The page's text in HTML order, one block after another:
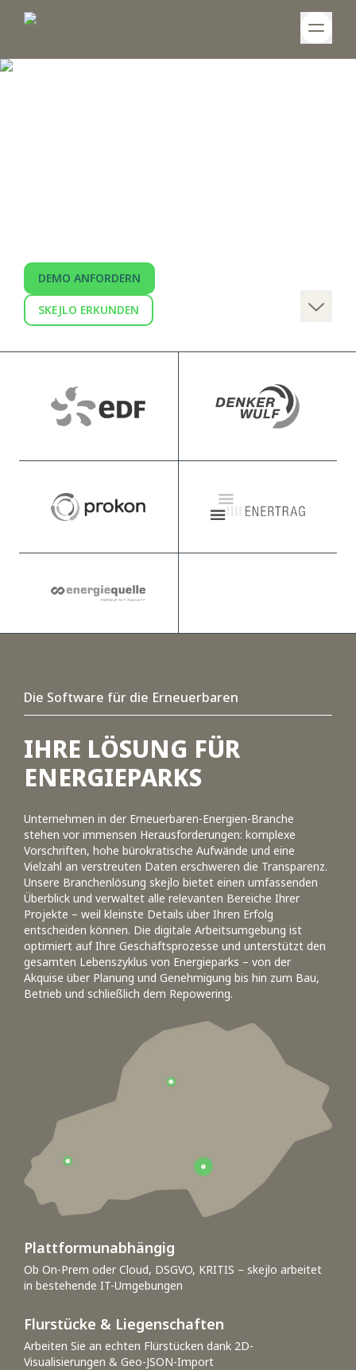
DEMO ANFORDERN
SKEJLO ERKUNDEN
Die Software für die Erneuerbaren
IHRE LÖSUNG FÜR
ENERGIEPARKS
Unternehmen in der Erneuerbaren-Energien-Branche
stehen vor immensen Herausforderungen: komplexe
Vorschriften, hohe bürokratische Aufwände und eine
Vielzahl an verstreuten Daten erschweren die Transparenz.
Unsere Branchenlösung skejlo bietet einen umfassenden
Überblick und verwaltet alle relevanten Bereiche Ihrer
Projekte – weil kleinste Details über Ihren Erfolg
entscheiden können. Die digitale Arbeitsumgebung ist
optimiert auf Ihre Geschäftsprozesse und unterstützt den
gesamten Lebenszyklus von Energieparks – von der
Akquise über Planung und Genehmigung bis hin zum Bau,
Betrieb und schließlich dem Repowering.
Plattformunabhängig
Ob On-Prem oder Cloud, DSGVO, KRITIS – skejlo arbeitet
in bestehende IT-Umgebungen
Flurstücke & Liegenschaften
Arbeiten Sie an echten Flürstücken dank 2D-
Visualisierungen & Geo-JSON-Import